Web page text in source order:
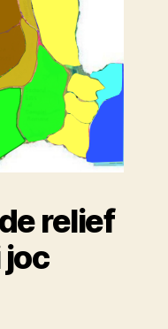
relief
joc